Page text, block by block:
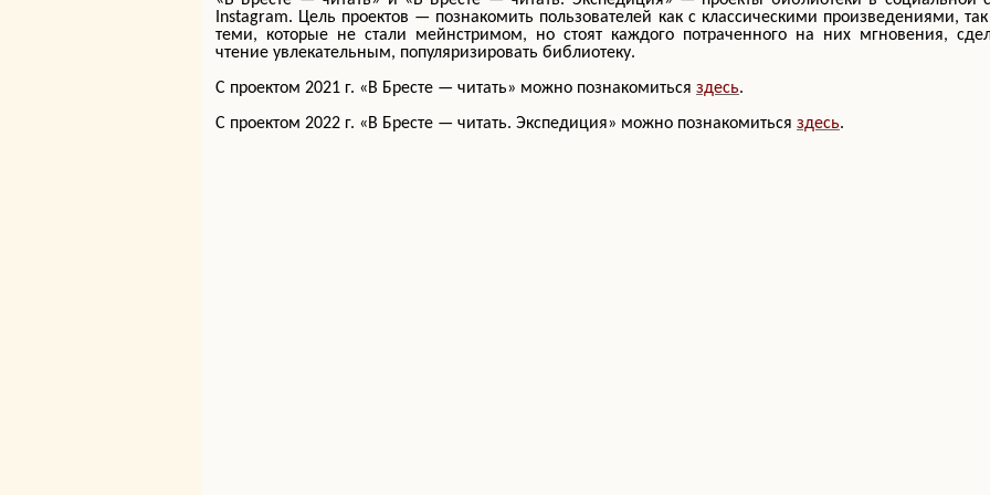
Instagram. Цель проектов — познакомить пользователей как с классическими произведениями,
теми, которые не стали мейнстримом, но стоят каждого потраченного на них мгновения,
чтение увлекательным, популяризировать библиотеку.
С проектом 2021 г. «В Бресте — читать» можно познакомиться здесь.
С проектом 2022 г. «В Бресте — читать. Экспедиция» можно познакомиться здесь.